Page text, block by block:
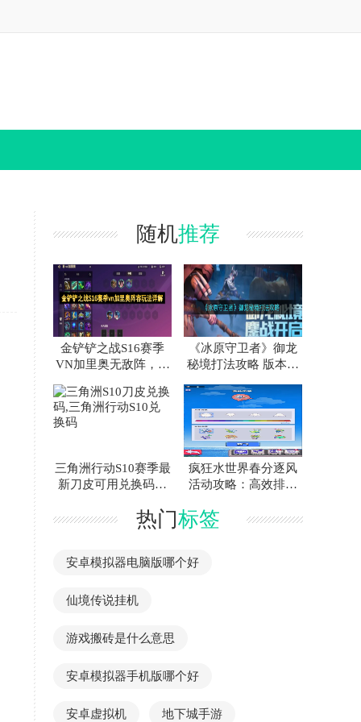
随机推荐
金铲铲之战S16赛季
VN加里奥无敌阵，实
《冰原守卫者》御龙
秘境打法攻略 版本更
三角洲行动S10赛季最
新刀皮可用兑换码汇
疯狂水世界春分逐风
活动攻略：高效排名
热门标签
安卓模拟器电脑版哪个好
仙境传说挂机
游戏搬砖是什么意思
安卓模拟器手机版哪个好
安卓虚拟机 地下城手游